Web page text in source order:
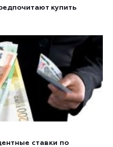
купить
ставки по